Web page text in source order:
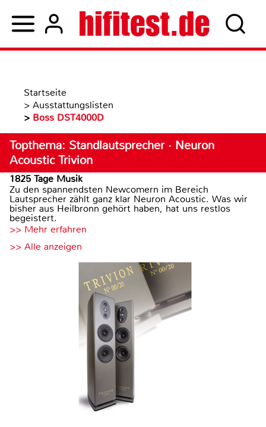
Startseite
> Ausstattungslisten
> Boss DST4000D
Topthema: Standlautsprecher · Neuron
Acoustic Trivion
1825 Tage Musik
Zu den spannendsten Newcomern im Bereich
Lautsprecher zählt ganz klar Neuron Acoustic. Was wir
bisher aus Heilbronn gehört haben, hat uns restlos
begeistert.
>> Mehr erfahren
>> Alle anzeigen